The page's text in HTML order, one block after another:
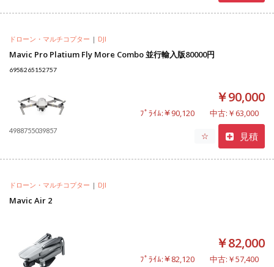
ドローン・マルチコプター | DJI
Mavic Pro Platium Fly More Combo 並行輸入版80000円
6958265152757
4988755039857
￥90,000
ﾌﾟﾗｲﾑ:￥90,120 中古:￥63,000
☆ 見積
ドローン・マルチコプター | DJI
Mavic Air 2
￥82,000
ﾌﾟﾗｲﾑ:￥82,120 中古:￥57,400